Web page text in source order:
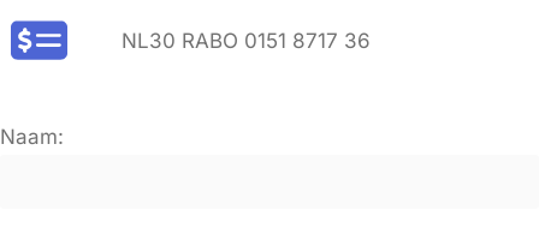
NL30 RABO 0151 8717 36
Naam: